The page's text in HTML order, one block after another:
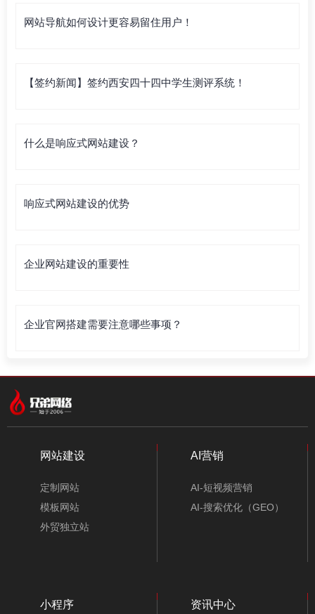
网站导航如何设计更容易留住用户！
【签约新闻】签约西安四十四中学生测评系统！
什么是响应式网站建设？
响应式网站建设的优势
企业网站建设的重要性
企业官网搭建需要注意哪些事项？
网站建设
定制网站
模板网站
外贸独立站
AI营销
AI-短视频营销
AI-搜索优化（GEO）
小程序 资讯中心